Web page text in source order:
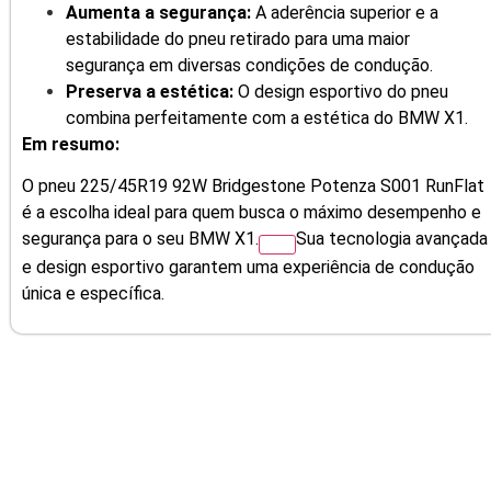
Aumenta a segurança: A aderência superior e a
estabilidade do pneu retirado para uma maior
segurança em diversas condições de condução.
Preserva a estética: O design esportivo do pneu
combina perfeitamente com a estética do BMW X1.
Em resumo:
O pneu 225/45R19 92W Bridgestone Potenza S001 RunFlat
é a escolha ideal para quem busca o máximo desempenho e
segurança para o seu BMW X1.
Sua tecnologia avançada
e design esportivo garantem uma experiência de condução
única e específica.